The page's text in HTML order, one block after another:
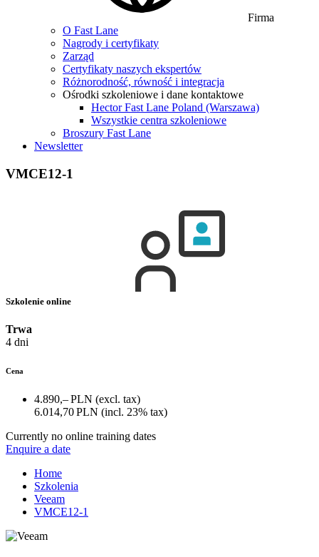
Firma
O Fast Lane
Nagrody i certyfikaty
Zarząd
Certyfikaty naszych ekspertów
Różnorodność, równość i integracja
Ośrodki szkoleniowe i dane kontaktowe
Hector Fast Lane Poland (Warszawa)
Wszystkie centra szkoleniowe
Broszury Fast Lane
Newsletter
VMCE12-1
Szkolenie online
Trwa
4 dni
Cena
4.890,– PLN (excl. tax)
6.014,70 PLN (incl. 23% tax)
Currently no online training dates
Enquire a date
Home
Szkolenia
Veeam
VMCE12-1